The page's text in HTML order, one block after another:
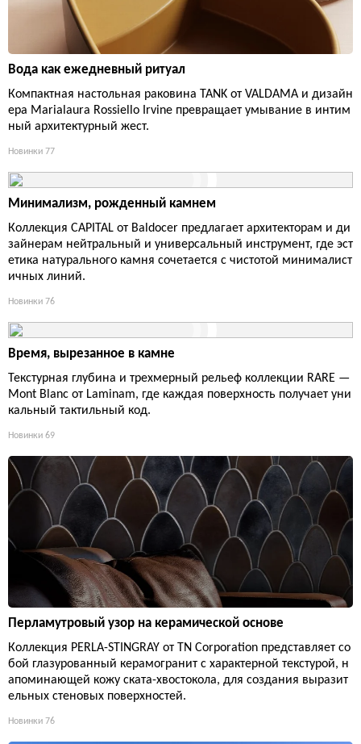
Вода как ежедневный ритуал
Компактная настольная раковина TANK от VALDAMA и дизайн
ера Marialaura Rossiello Irvine превращает умывание в интим
ный архитектурный жест.
Новинки 77
Минимализм, рожденный камнем
Коллекция CAPITAL от Baldocer предлагает архитекторам и ди
зайнерам нейтральный и универсальный инструмент, где эст
етика натурального камня сочетается с чистотой минималист
ичных линий.
Новинки 76
Время, вырезанное в камне
Текстурная глубина и трехмерный рельеф коллекции RARE —
Mont Blanc от Laminam, где каждая поверхность получает уни
кальный тактильный код.
Новинки 69
Перламутровый узор на керамической основе
Коллекция PERLA-STINGRAY от TN Corporation представляет со
бой глазурованный керамогранит с характерной текстурой, н
апоминающей кожу ската-хвостокола, для создания выразит
ельных стеновых поверхностей.
Новинки 76